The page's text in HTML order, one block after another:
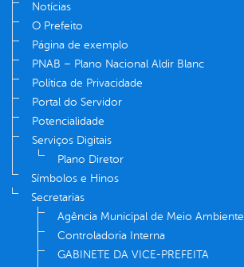
Notícias
O Prefeito
Página de exemplo
PNAB – Plano Nacional Aldir Blanc
Política de Privacidade
Portal do Servidor
Potencialidade
Serviços Digitais
Plano Diretor
Símbolos e Hinos
Secretarias
Agência Municipal de Meio Ambiente
Controladoria Interna
GABINETE DA VICE-PREFEITA